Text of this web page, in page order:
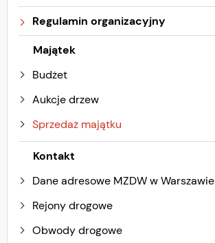
Regulamin organizacyjny
Majątek
Budżet
Aukcje drzew
Sprzedaż majątku
Kontakt
Dane adresowe MZDW w Warszawie
Rejony drogowe
Obwody drogowe